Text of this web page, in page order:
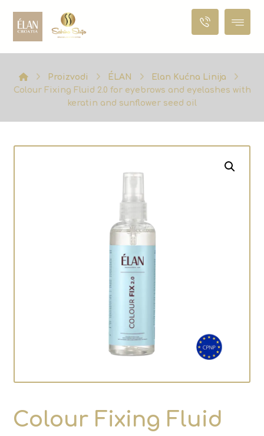
Proizvodi ÉLAN
Elan Kućna Linija
Colour Fixing Fluid 2.0 for eyebrows and eyelashes with
keratin and sunflower seed oil
Colour Fixing Fluid